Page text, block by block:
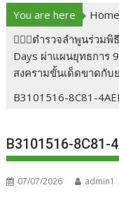
You are here
Home
👮🏻‍♂️ตำรวจลำพูนร่วม
Days ผ่าแผนยุทธการ
สงครามขั้นเด็ดขาดกับย
B3101516-8C81-
B3101516-8C81-
07/07/2026 admin1